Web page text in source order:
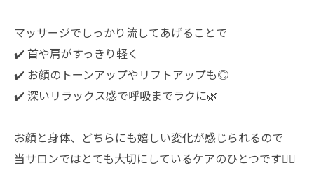
マッサージでしっかり流してあげることで
✔️ 首や肩がすっきり軽く
✔️ お顔のトーンアップやリフトアップも◎
✔️ 深いリラックス感で呼吸までラクに🌿
お顔と身体、どちらにも嬉しい変化が感じられるので
当サロンではとても大切にしているケアのひとつです💆‍♀️